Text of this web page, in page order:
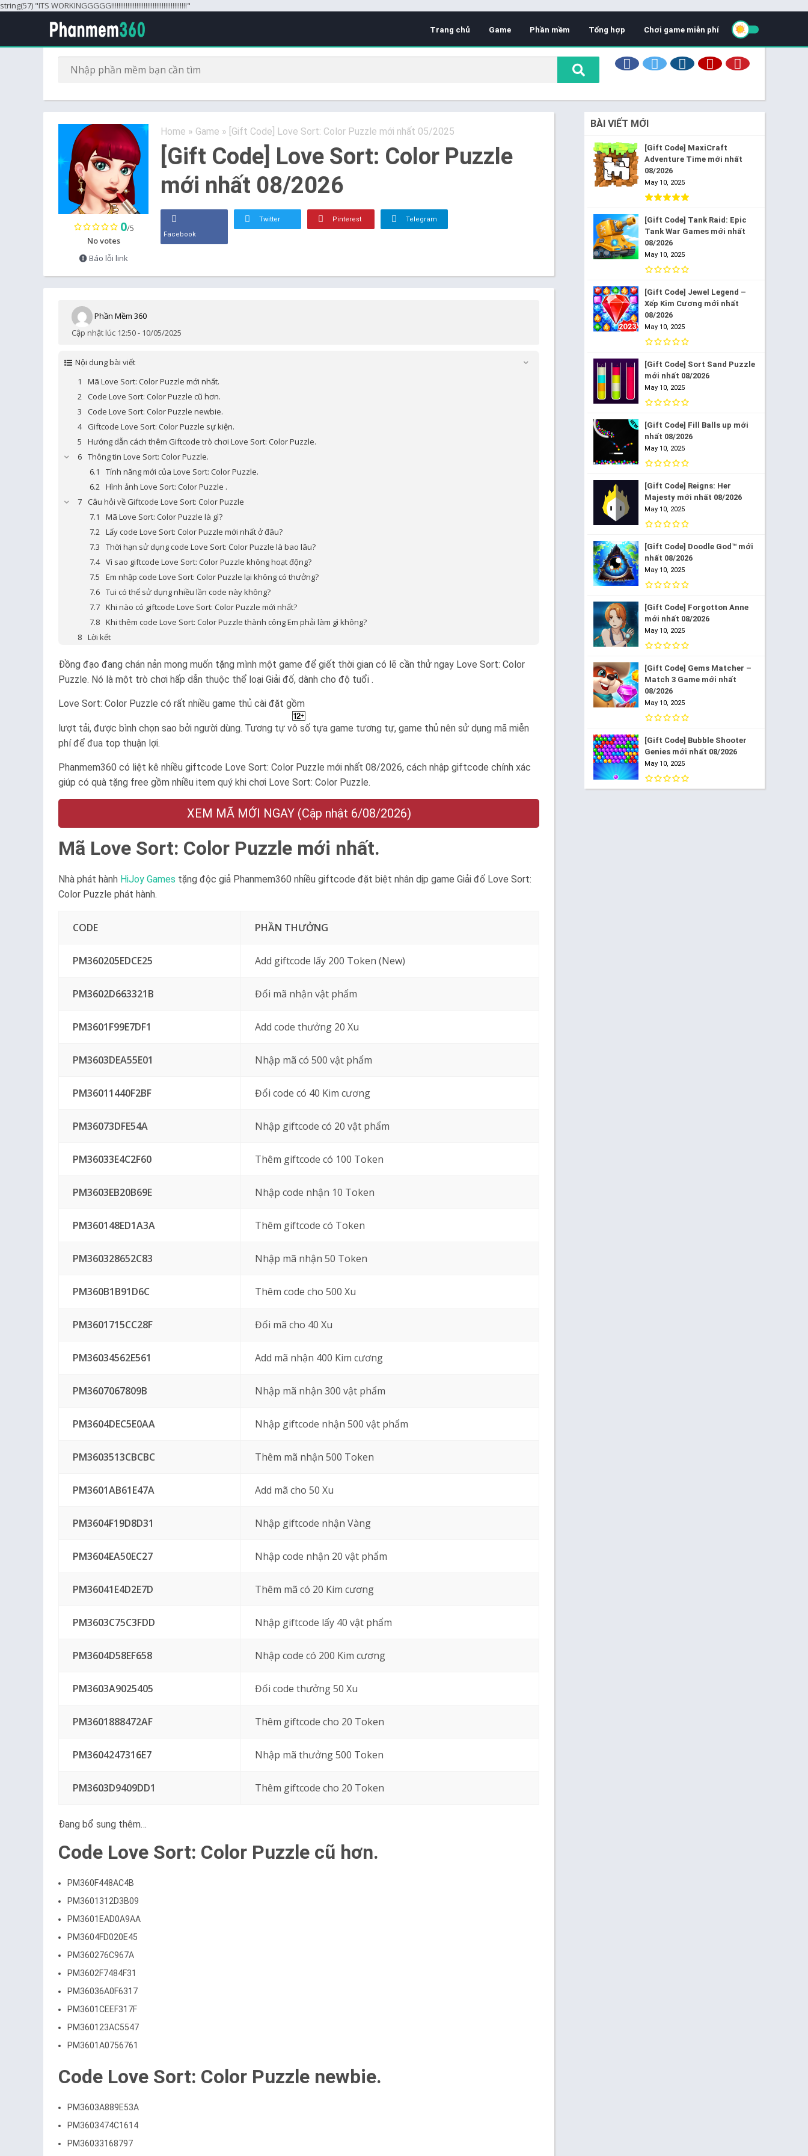
string(57) "ITS WORKINGGGGG!!!!!!!!!!!!!!!!!!!!!!!!!!!!!!!!!!!!!!!!!!"
Trang chủ Game Phần mềm Tổng hợp Chơi game miễn phí
Home » Game » [Gift Code] Love Sort: Color Puzzle mới nhất 05/2025
[Gift Code] Love Sort: Color Puzzle
mới nhất 08/2026
0/5
No votes
Báo lỗi link
Facebook
Twitter Pinterest Telegram
Phần Mềm 360
Cập nhật lúc 12:50 - 10/05/2025
Nội dung bài viết
Mã Love Sort: Color Puzzle mới nhất.
Code Love Sort: Color Puzzle cũ hơn.
Code Love Sort: Color Puzzle newbie.
Giftcode Love Sort: Color Puzzle sự kiện.
Hướng dẫn cách thêm Giftcode trò chơi Love Sort: Color Puzzle.
Thông tin Love Sort: Color Puzzle.
Tính năng mới của Love Sort: Color Puzzle.
Hình ảnh Love Sort: Color Puzzle .
Câu hỏi về Giftcode Love Sort: Color Puzzle
Mã Love Sort: Color Puzzle là gì?
Lấy code Love Sort: Color Puzzle mới nhất ở đâu?
Thời hạn sử dụng code Love Sort: Color Puzzle là bao lâu?
Vì sao giftcode Love Sort: Color Puzzle không hoạt động?
Em nhập code Love Sort: Color Puzzle lại không có thưởng?
Tui có thể sử dụng nhiều lần code này không?
Khi nào có giftcode Love Sort: Color Puzzle mới nhất?
Khi thêm code Love Sort: Color Puzzle thành công Em phải làm gì không?
Lời kết
Đồng đạo đang chán nản mong muốn tặng mình một game để giết thời gian có lẽ cần thử ngay Love Sort: Color
Puzzle. Nó là một trò chơi hấp dẫn thuộc thể loại Giải đố, dành cho độ tuổi .
Love Sort: Color Puzzle có rất nhiều game thủ cài đặt gồm
lượt tải, được bình chọn sao bởi người dùng. Tương tự vô số tựa game tương tự, game thủ nên sử dụng mã miễn
phí để đua top thuận lợi.
Phanmem360 có liệt kê nhiều giftcode Love Sort: Color Puzzle mới nhất 08/2026, cách nhập giftcode chính xác
giúp có quà tặng free gồm nhiều item quý khi chơi Love Sort: Color Puzzle.
XEM MÃ MỚI NGAY (Cập nhật 6/08/2026)
Mã Love Sort: Color Puzzle mới nhất.
Nhà phát hành HiJoy Games tặng độc giả Phanmem360 nhiều giftcode đặt biệt nhân dịp game Giải đố Love Sort:
Color Puzzle phát hành.
CODE PHẦN THƯỞNG
PM360205EDCE25 Add giftcode lấy 200 Token (New)
PM3602D663321B Đổi mã nhận vật phẩm
PM3601F99E7DF1 Add code thưởng 20 Xu
PM3603DEA55E01 Nhập mã có 500 vật phẩm
PM36011440F2BF Đổi code có 40 Kim cương
PM36073DFE54A Nhập giftcode có 20 vật phẩm
PM36033E4C2F60 Thêm giftcode có 100 Token
PM3603EB20B69E Nhập code nhận 10 Token
PM360148ED1A3A Thêm giftcode có Token
PM360328652C83 Nhập mã nhận 50 Token
PM360B1B91D6C Thêm code cho 500 Xu
PM3601715CC28F Đổi mã cho 40 Xu
PM36034562E561 Add mã nhận 400 Kim cương
PM3607067809B Nhập mã nhận 300 vật phẩm
PM3604DEC5E0AA Nhập giftcode nhận 500 vật phẩm
PM3603513CBCBC Thêm mã nhận 500 Token
PM3601AB61E47A Add mã cho 50 Xu
PM3604F19D8D31 Nhập giftcode nhận Vàng
PM3604EA50EC27 Nhập code nhận 20 vật phẩm
PM36041E4D2E7D Thêm mã có 20 Kim cương
PM3603C75C3FDD Nhập giftcode lấy 40 vật phẩm
PM3604D58EF658 Nhập code có 200 Kim cương
PM3603A9025405 Đổi code thưởng 50 Xu
PM3601888472AF Thêm giftcode cho 20 Token
PM3604247316E7 Nhập mã thưởng 500 Token
PM3603D9409DD1 Thêm giftcode cho 20 Token
Đang bổ sung thêm…
Code Love Sort: Color Puzzle cũ hơn.
PM360F448AC4B
PM3601312D3B09
PM3601EAD0A9AA
PM3604FD020E45
PM360276C967A
PM3602F7484F31
PM36036A0F6317
PM3601CEEF317F
PM360123AC5547
PM3601A0756761
Code Love Sort: Color Puzzle newbie.
PM3603A889E53A
PM3603474C1614
PM36033168797
BÀI VIẾT MỚI
[Gift Code] MaxiCraft
Adventure Time mới nhất
08/2026
May 10, 2025
[Gift Code] Tank Raid: Epic
Tank War Games mới nhất
08/2026
May 10, 2025
[Gift Code] Jewel Legend –
Xếp Kim Cương mới nhất
08/2026
May 10, 2025
[Gift Code] Sort Sand Puzzle
mới nhất 08/2026
May 10, 2025
[Gift Code] Fill Balls up mới
nhất 08/2026
May 10, 2025
[Gift Code] Reigns: Her
Majesty mới nhất 08/2026
May 10, 2025
[Gift Code] Doodle God™ mới
nhất 08/2026
May 10, 2025
[Gift Code] Forgotton Anne
mới nhất 08/2026
May 10, 2025
[Gift Code] Gems Matcher –
Match 3 Game mới nhất
08/2026
May 10, 2025
[Gift Code] Bubble Shooter
Genies mới nhất 08/2026
May 10, 2025